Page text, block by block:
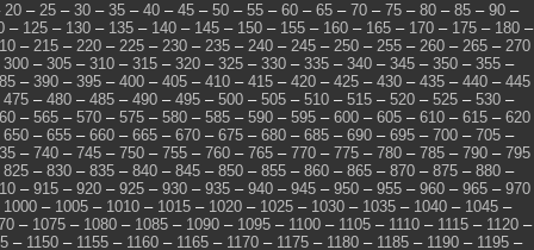
20 – 25 – 30 – 35 – 40 – 45 – 50 – 55 – 60 – 65 – 70 – 75 – 80 – 85 – 90 –
– 125 – 130 – 135 – 140 – 145 – 150 – 155 – 160 – 165 – 170 – 175 – 180 –
– 215 – 220 – 225 – 230 – 235 – 240 – 245 – 250 – 255 – 260 – 265 – 270
300 – 305 – 310 – 315 – 320 – 325 – 330 – 335 – 340 – 345 – 350 – 355 –
– 390 – 395 – 400 – 405 – 410 – 415 – 420 – 425 – 430 – 435 – 440 – 445
475 – 480 – 485 – 490 – 495 – 500 – 505 – 510 – 515 – 520 – 525 – 530 –
– 565 – 570 – 575 – 580 – 585 – 590 – 595 – 600 – 605 – 610 – 615 – 620
650 – 655 – 660 – 665 – 670 – 675 – 680 – 685 – 690 – 695 – 700 – 705 –
– 740 – 745 – 750 – 755 – 760 – 765 – 770 – 775 – 780 – 785 – 790 – 795
825 – 830 – 835 – 840 – 845 – 850 – 855 – 860 – 865 – 870 – 875 – 880 –
– 915 – 920 – 925 – 930 – 935 – 940 – 945 – 950 – 955 – 960 – 965 – 970
1000 – 1005 – 1010 – 1015 – 1020 – 1025 – 1030 – 1035 – 1040 – 1045 –
– 1075 – 1080 – 1085 – 1090 – 1095 – 1100 – 1105 – 1110 – 1115 – 1120 –
– 1150 – 1155 – 1160 – 1165 – 1170 – 1175 – 1180 – 1185 – 1190 – 1195 –